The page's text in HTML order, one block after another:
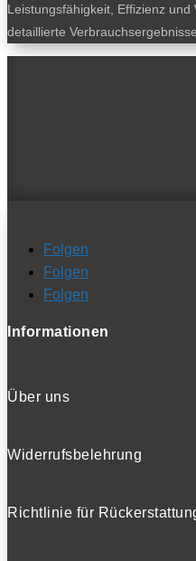
Leistungsfähigkeit, Effizienz
detaillierte
Folgen
Folgen
Folgen
Informationen
Über uns
Widerrufsbelehrung
Richtlinie für